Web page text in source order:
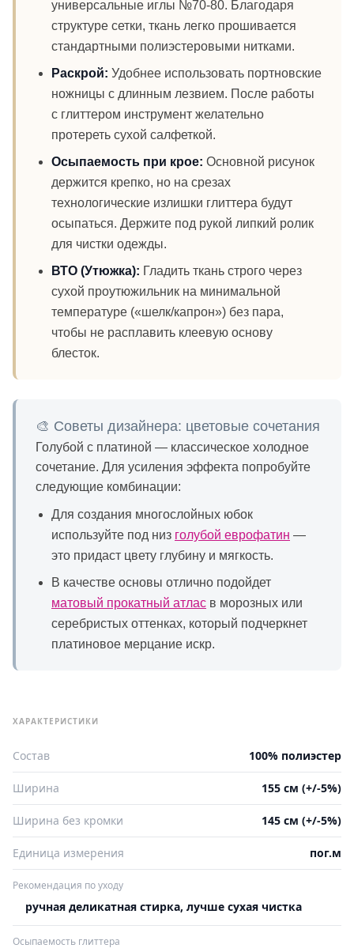
универсальные иглы №70-80. Благодаря
структуре сетки, ткань легко прошивается
стандартными полиэстеровыми нитками.
Раскрой: Удобнее использовать портновские
ножницы с длинным лезвием. После работы
с глиттером инструмент желательно
протереть сухой салфеткой.
Осыпаемость при крое: Основной рисунок
держится крепко, но на срезах
технологические излишки глиттера будут
осыпаться. Держите под рукой липкий ролик
для чистки одежды.
ВТО (Утюжка): Гладить ткань строго через
сухой проутюжильник на минимальной
температуре («шелк/капрон») без пара,
чтобы не расплавить клеевую основу
блесток.
🎨 Советы дизайнера: цветовые сочетания
Голубой с платиной — классическое холодное
сочетание. Для усиления эффекта попробуйте
следующие комбинации:
Для создания многослойных юбок
используйте под низ голубой еврофатин —
это придаст цвету глубину и мягкость.
В качестве основы отлично подойдет
матовый прокатный атлас в морозных или
серебристых оттенках, который подчеркнет
платиновое мерцание искр.
ХАРАКТЕРИСТИКИ
Состав 100% полиэстер
Ширина 155 см (+/-5%)
Ширина без кромки 145 см (+/-5%)
Единица измерения пог.м
Рекомендация по уходу
ручная деликатная стирка, лучше сухая чистка
Осыпаемость глиттера